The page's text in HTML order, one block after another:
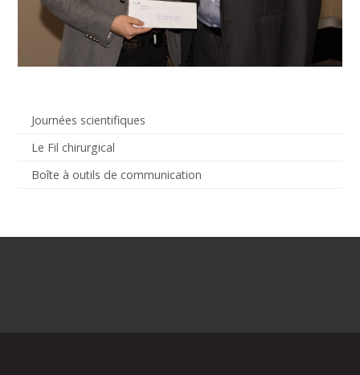
Journées scientifiques
Le Fil chirurgical
Boîte à outils de communication